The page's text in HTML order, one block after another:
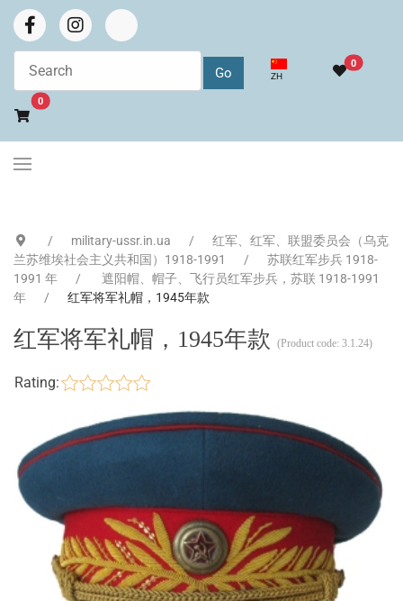
选择你的语音
ZH
0
0Go to cart
military-ussr.in.ua
红军、红军、联盟委员会（乌克
兰苏维埃社会主义共和国）1918-1991
苏联红军步兵 1918-
1991 年
遮阳帽、帽子、飞行员红军步兵，苏联 1918-1991
年
红军将军礼帽，1945年款
红军将军礼帽，1945年款 (Product code: 3.1.24)
Rating: